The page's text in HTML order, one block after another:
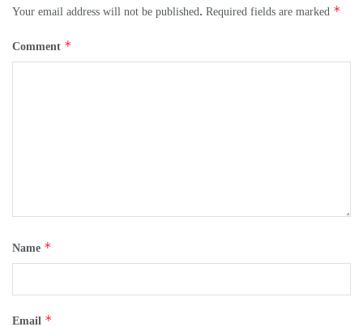
Your email address will not be published. Required fields are marked *
Comment *
Name *
Email *